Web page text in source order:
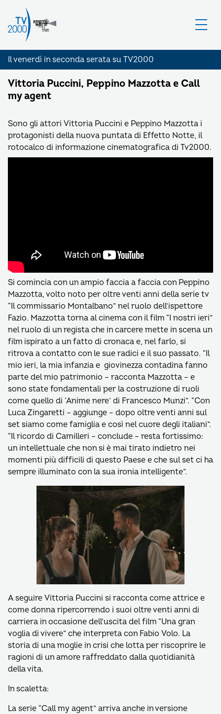
Il venerdì in seconda serata su TV2000
Vittoria Puccini, Peppino Mazzotta e Call
my agent
Sono gli attori Vittoria Puccini e Peppino Mazzotta i
protagonisti della nuova puntata di Effetto Notte, il
rotocalco di informazione cinematografica di Tv2000.
Si comincia con un ampio faccia a faccia con Peppino
Mazzotta, volto noto per oltre venti anni della serie tv
“Il commissario Montalbano” nel ruolo dell’ispettore
Fazio. Mazzotta torna al cinema con il film “I nostri ieri”
nel ruolo di un regista che in carcere mette in scena un
film ispirato a un fatto di cronaca e, nel farlo, si
ritrova a contatto con le sue radici e il suo passato. “Il
mio ieri, la mia infanzia e giovinezza contadina fanno
parte del mio patrimonio – racconta Mazzotta – e
sono state fondamentali per la costruzione di ruoli
come quello di ‘Anime nere’ di Francesco Munzi”. “Con
Luca Zingaretti – aggiunge – dopo oltre venti anni sul
set siamo come famiglia e così nel cuore degli italiani”.
“Il ricordo di Camilleri – conclude – resta fortissimo:
un intellettuale che non si è mai tirato indietro nei
momenti più difficili di questo Paese e che sul set ci ha
sempre illuminato con la sua ironia intelligente”.
A seguire Vittoria Puccini si racconta come attrice e
come donna ripercorrendo i suoi oltre venti anni di
carriera in occasione dell’uscita del film “Una gran
voglia di vivere” che interpreta con Fabio Volo. La
storia di una moglie in crisi che lotta per riscoprire le
ragioni di un amore raffreddato dalla quotidianità
della vita.
In scaletta:
La serie “Call my agent” arriva anche in versione